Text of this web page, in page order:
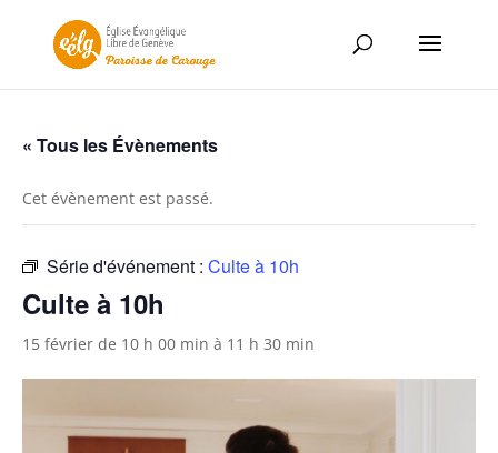
« Tous les Évènements
Cet évènement est passé.
Série d'événement : Culte à 10h
Culte à 10h
15 février de 10 h 00 min à 11 h 30 min